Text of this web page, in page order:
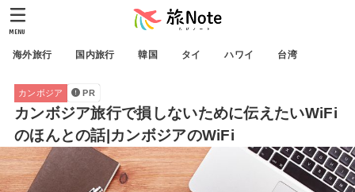
海外旅行 国内旅行 韓国 タイ ハワイ 台湾
MENU
カンボジア PR
カンボジア旅行で損しないために伝えたいWiFi
のほんとの話|カンボジアのWiFi